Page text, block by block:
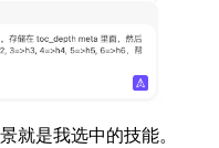
就是我选中的技能。